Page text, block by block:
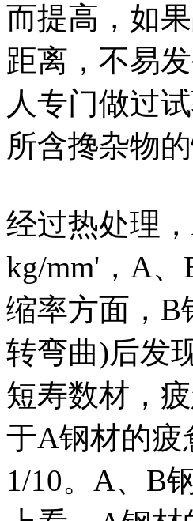
而提高，如
距离，不易
人专门做过
所含搀杂物
经过热处理
kg/mm'，A
缩率方面，B
转弯曲)后发
短寿数材，
于A钢材的疲
1/10。A、B